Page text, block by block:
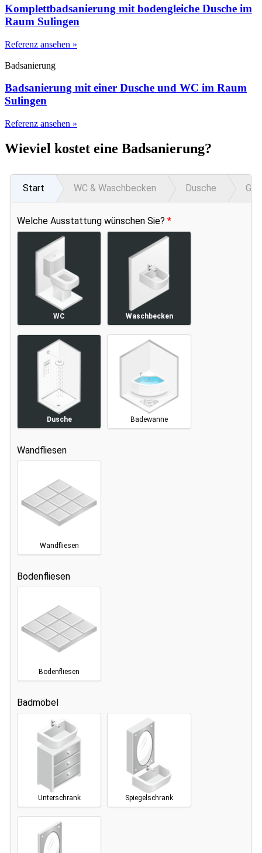
Komplettbadsanierung mit bodengleiche Dusche im
Raum Sulingen
Referenz ansehen »
Badsanierung
Badsanierung mit einer Dusche und WC im Raum
Sulingen
Referenz ansehen »
Wieviel kostet eine Badsanierung?